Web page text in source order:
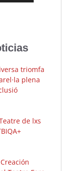
triomfa
plena
de lxs